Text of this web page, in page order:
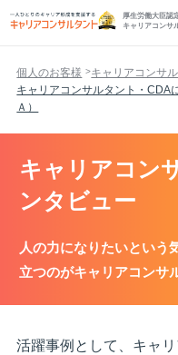
厚生労働大臣認
キャリアコンサ
個人のお客様
キャリアコンサ
キャリアコンサルタント・CDA
Ａ）
キャリアコン
ンタビュー
人の力になりたいという
立つのがキャリアコンサ
活躍事例として、キャ